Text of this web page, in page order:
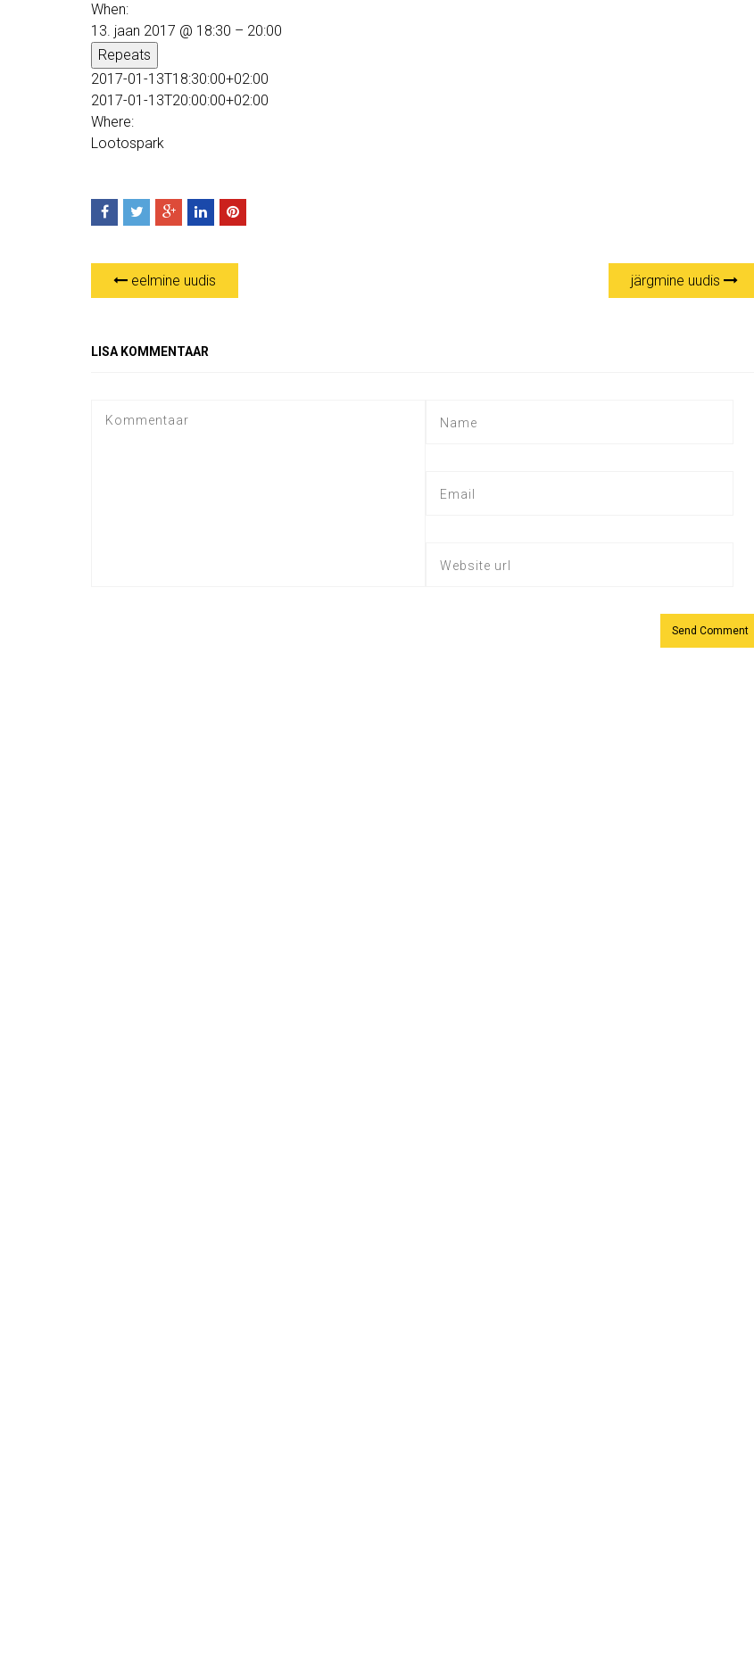
When:
13. jaan 2017 @ 18:30 – 20:00
Repeats
2017-01-13T18:30:00+02:00
2017-01-13T20:00:00+02:00
Where:
Lootospark
eelmine uudis järgmine uudis
LISA KOMMENTAAR